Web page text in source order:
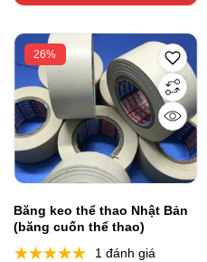
26%
Băng keo thể thao Nhật Bản
(băng cuốn thể thao)
1 đánh giá